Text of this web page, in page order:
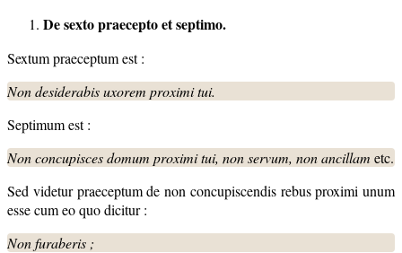
De sexto praecepto et septimo.
Sextum praeceptum est :
Nondesiderabis uxorem proximitui.
Septimum est :
Non concupisces domum proximi tui, non servum, non ancillam etc.
Sed videtur praeceptum de non concupiscendis rebus proximi unum
esse cum eo quo dicitur :
Nonfuraberis ;